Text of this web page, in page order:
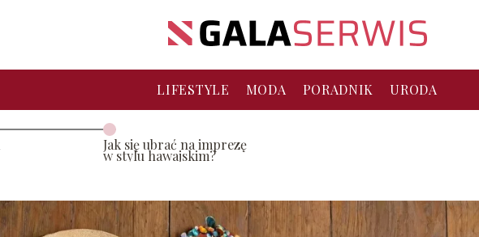
LIFESTYLE MODA PORADNIK URODA
Jak się ubrać na imprezę
w stylu hawajskim?